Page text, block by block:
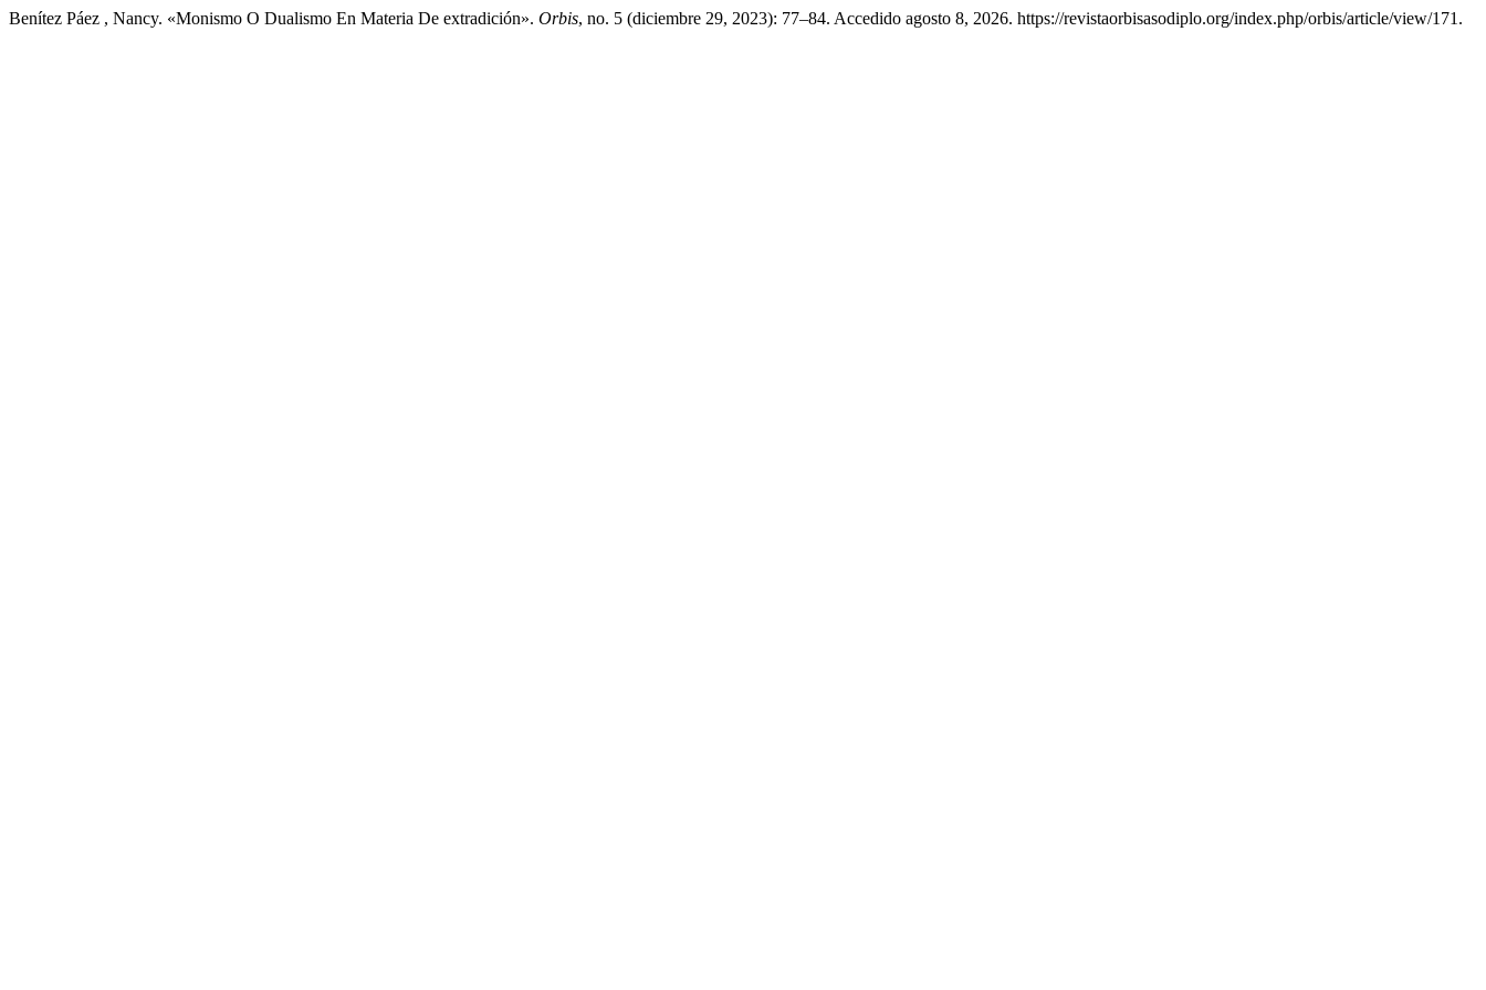
Benítez Páez , Nancy. «Monismo O Dualismo En Materia De extradición». Orbis, no. 5 (diciembre 29, 2023): 77–84. Accedido agosto 8, 2026. https://revistaorbisasodiplo.org/index.php/orbis/article/view/171.